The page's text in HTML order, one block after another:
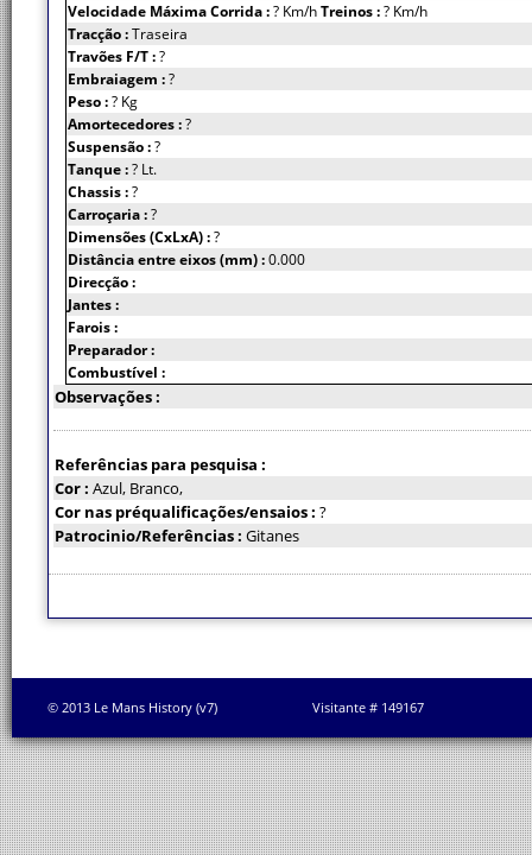
Velocidade Máxima Corrida :? Km/hTreinos :? Km/h
Tracção :Traseira
Travões F/T :?
Embraiagem :?
Peso :? Kg
Amortecedores :?
Suspensão :?
Tanque :? Lt.
Chassis :?
Carroçaria :?
Dimensões (CxLxA) :?
Distância entre eixos (mm) :0.000
Direcção :
Jantes :
Farois :
Preparador :
Combustível :
Observações :
Referências para pesquisa :
Cor : Azul, Branco,
Cor nas préqualificações/ensaios : ?
Patrocinio/Referências : Gitanes
© 2013 Le Mans History (v7) Visitante # 149167